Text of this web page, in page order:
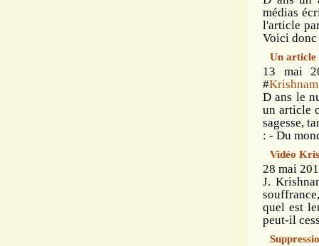
médias
l'article
Voici
Un article
13 mai
#
D ans le
un article
sagesse,
: - Du
Vidéo
28 mai
J.
quel est
peut-il